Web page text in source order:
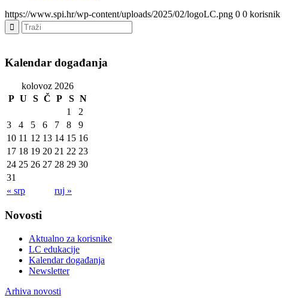
https://www.spi.hr/wp-content/uploads/2025/02/logoLC.png 0 0 korisnik
Kalendar događanja
kolovoz 2026
P U S Č P S N
1
2
3
4 5 6 7 8
9
10 11 12 13 14 15 16
17 18 19 20 21 22 23
24 25 26 27 28 29 30
31
« srp
ruj »
Novosti
Aktualno za korisnike
LC edukacije
Kalendar događanja
Newsletter
Arhiva novosti